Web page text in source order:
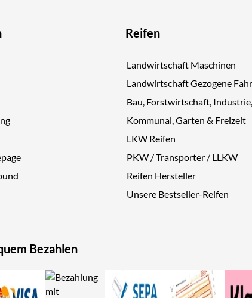
Reifen
Landwirtschaft Maschinen
Landwirtschaft Gezogene
Bau, Forstwirtschaft,
Kommunal, Garten & Freizeit
LKW Reifen
PKW / Transporter / LLKW
Reifen Hersteller
Unsere Bestseller-Reifen
Bezahlen